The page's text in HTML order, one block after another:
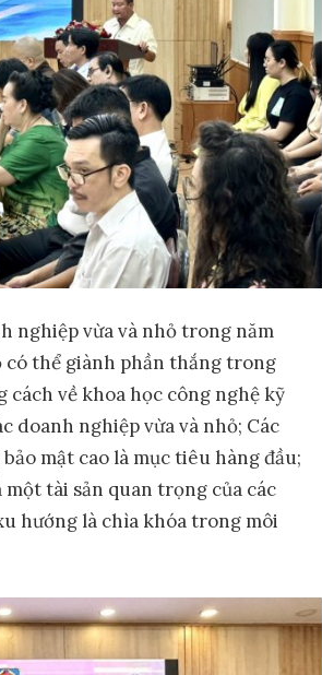
nghiệp vừa và nhỏ trong năm
có thể giành phần thắng trong
về khoa học công nghệ kỹ
doanh nghiệp vừa và nhỏ; Các
mật cao là mục tiêu hàng đầu;
tài sản quan trọng của các
hướng là chìa khóa trong môi